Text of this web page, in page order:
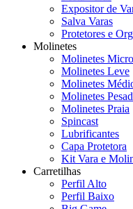
Expositor de
Salva Varas
Protetores e
Molinetes
Molinetes Micro
Molinetes Leve
Molinetes
Molinetes
Molinetes Praia
Spincast
Lubrificantes
Capa Protetora
Kit Vara e
Carretilhas
Perfil Alto
Perfil Baixo